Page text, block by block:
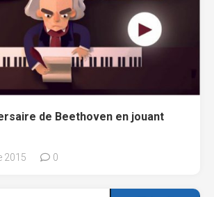
de Beethoven en jouant
2015 0